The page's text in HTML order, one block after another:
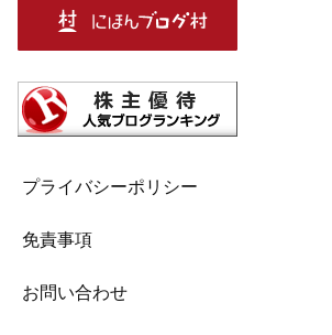
プライバシーポリシー
免責事項
お問い合わせ